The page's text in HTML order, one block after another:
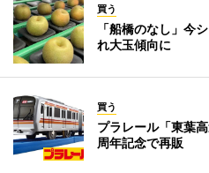
買う
「船橋のなし」今
れ大玉傾向に
買う
プラレール「東葉
周年記念で再販